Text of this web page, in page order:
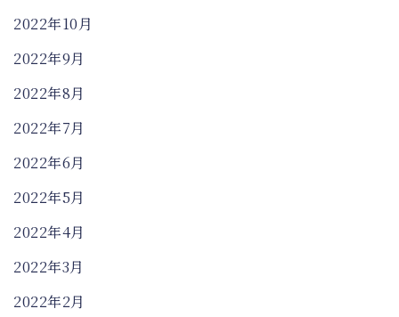
2022年10月
2022年9月
2022年8月
2022年7月
2022年6月
2022年5月
2022年4月
2022年3月
2022年2月